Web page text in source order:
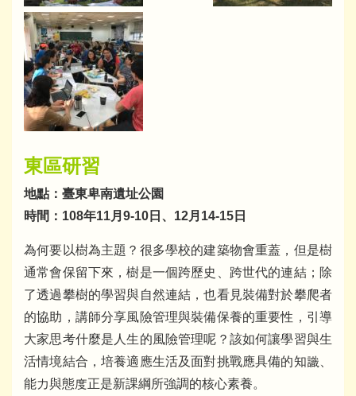
東區研習
地點：臺東卑南遺址公園
時間：108年11月9-10日、12月14-15日
為何要以樹為主題？很多學校的建築物會重蓋，但是樹
通常會保留下來，樹是一個跨歷史、跨世代的連結；除
了透過攀樹的學習與自然連結，也看見裝備對於攀爬者
的協助，講師分享風險管理與裝備保養的重要性，引導
大家思考什麼是人生的風險管理呢？該如何讓學習與生
活情境結合，培養適應生活及面對挑戰應具備的知識、
能力與態度正是新課綱所強調的核心素養。